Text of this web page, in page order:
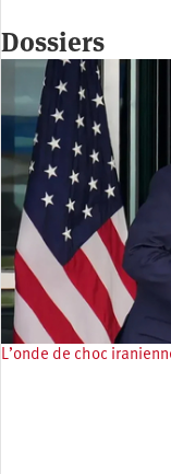
Dossiers
L’onde de choc